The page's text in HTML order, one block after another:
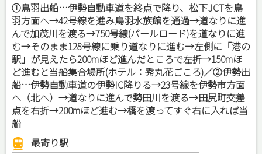
➀鳥羽出船…伊勢自動車道を終点で降り、松下JCTを鳥
羽方面へ→42号線を進み鳥羽水族館を通過→道なりに進
んで加茂川を渡る→750号線(パールロード)を道なりに進
む→そのまま128号線に乗り道なりに進む→左側に「港の
駅」が見えたら200mほど進んだところで左折→150mほ
ど進むと当船集合場所(ホテル：秀丸花ごころ)／②伊勢出
船…伊勢自動車道の伊勢IC降りる→23号線を伊勢市方面
へ（北へ）→道なりに進んで勢田川を渡る→田尻町交差
点を右折→200mほど進む→橋を渡ってすぐ右に入れば当
船
最寄り駅